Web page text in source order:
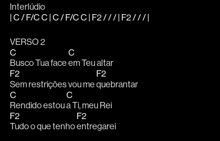
Interlúdio
| C / F/C C | C / F/C C | F2 / / / | F2 / / / |
VERSO 2
C
Busco Tua face
C
em Teu altar
F2
Sem restrições vou me
F2
quebrantar
C
Rendido estou
C
a Ti, meu Rei
F2
Tudo o que tenho
F2
entregarei